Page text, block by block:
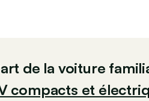
de la voiture
compacts et